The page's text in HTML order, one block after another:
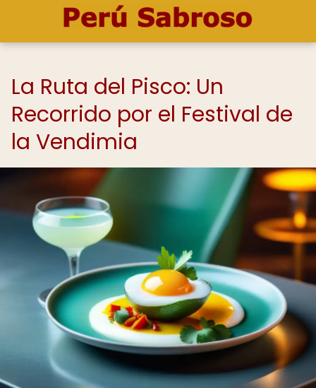
La Ruta del Pisco: Un
Recorrido por el Festival de
la Vendimia